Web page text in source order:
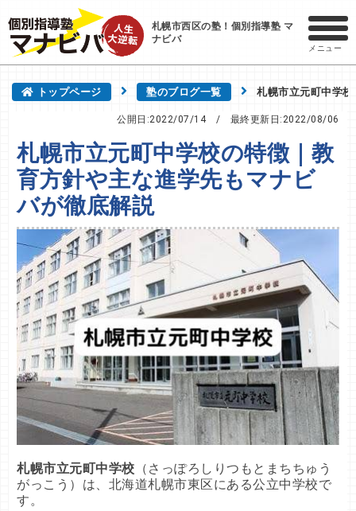
札幌市西区の塾！個別指導塾 マ
ナビバ
メニュー
トップページ 塾のブログ一覧 札幌市立元町中学
公開日:2022/07/14/ 最終更新日:2022/08/06
札幌市立元町中学校の特徴｜教
育方針や主な進学先もマナビ
バが徹底解説
札幌市立元町中学校 （さっぽろしりつもとまちちゅう
がっこう）は、北海道札幌市東区にある公立中学校で
す。